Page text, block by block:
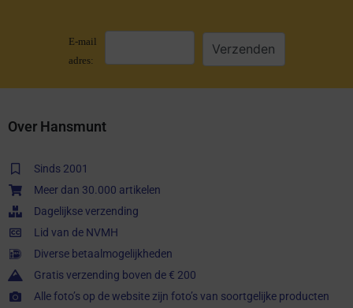
E-mail
adres:
Over Hansmunt
Sinds 2001
Meer dan 30.000 artikelen
Dagelijkse verzending
Lid van de NVMH
Diverse betaalmogelijkheden
Gratis verzending boven de € 200
Alle foto’s op de website zijn foto’s van soortgelijke producten